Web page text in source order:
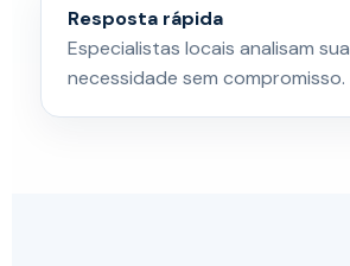
Resposta rápida
Especialistas locais analisam sua
necessidade sem compromisso.